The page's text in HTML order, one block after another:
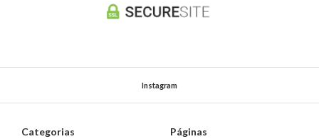
Instagram
Categorias
Páginas